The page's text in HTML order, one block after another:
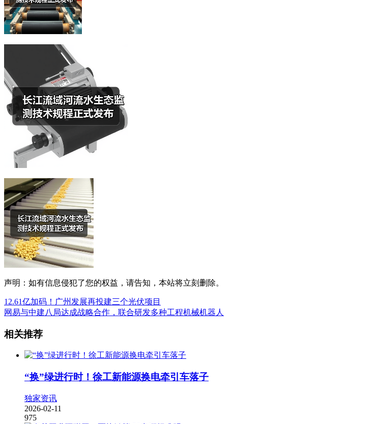
声明：如有信息侵犯了您的权益，请告知，本站将立刻删除。
12.61亿加码！广州发展再投建三个光伏项目
网易与中建八局达成战略合作，联合研发多种工程机械机器人
相关推荐
“换”绿进行时！徐工新能源换电牵引车落子
独家资讯
2026-02-11
975